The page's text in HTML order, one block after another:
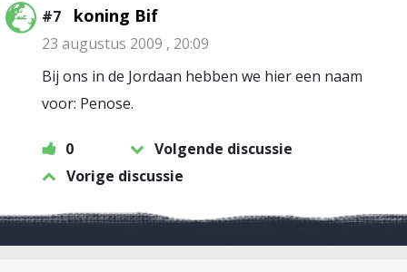
#7 koning Bif
23 augustus 2009 , 20:09
Bij ons in de Jordaan hebben we hier een naam
voor: Penose.
0
Volgende discussie
Vorige discussie